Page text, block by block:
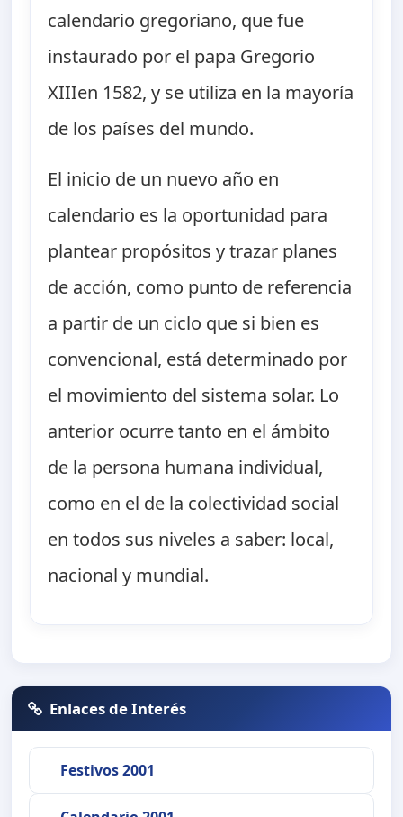
calendario gregoriano, que fue
instaurado por el papa Gregorio
XIIIen 1582, y se utiliza en la mayoría
de los países del mundo.
El inicio de un nuevo año en
calendario es la oportunidad para
plantear propósitos y trazar planes
de acción, como punto de referencia
a partir de un ciclo que si bien es
convencional, está determinado por
el movimiento del sistema solar. Lo
anterior ocurre tanto en el ámbito
de la persona humana individual,
como en el de la colectividad social
en todos sus niveles a saber: local,
nacional y mundial.
Enlaces de Interés
Festivos 2001